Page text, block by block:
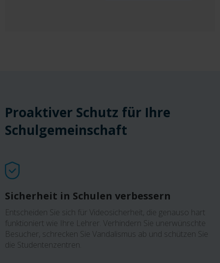
Proaktiver Schutz für Ihre
Schulgemeinschaft
Sicherheit in Schulen verbessern
Entscheiden Sie sich für Videosicherheit, die genauso hart
funktioniert wie Ihre Lehrer. Verhindern Sie unerwünschte
Besucher, schrecken Sie Vandalismus ab und schützen Sie
die Studentenzentren.